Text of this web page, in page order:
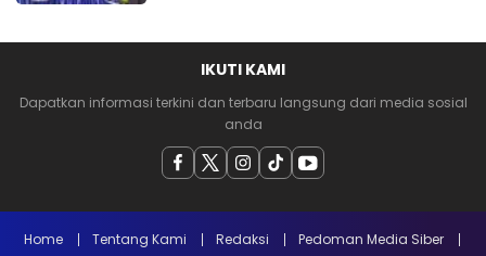
IKUTI KAMI
Dapatkan informasi terkini dan terbaru langsung dari media sosial
anda
Home Tentang Kami Redaksi
Pedoman Media Siber